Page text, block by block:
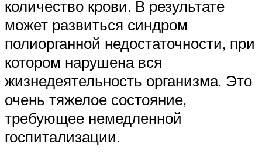
количество крови. В результате
может развиться синдром
полиорганной недостаточности, при
котором нарушена вся
жизнедеятельность организма. Это
очень тяжелое состояние,
требующее немедленной
госпитализации.